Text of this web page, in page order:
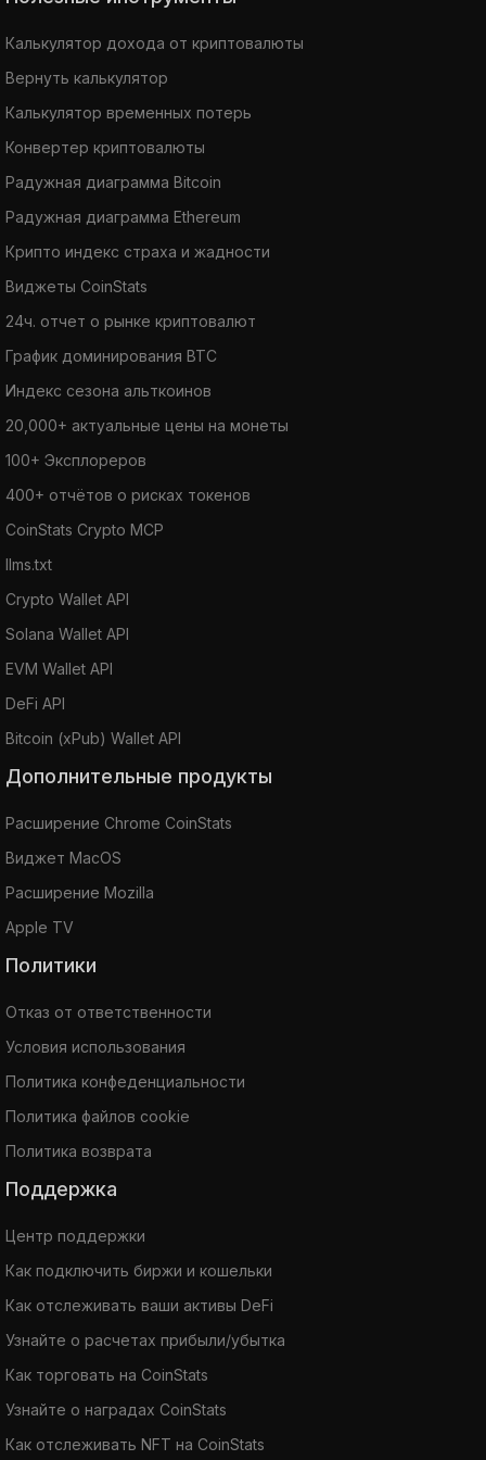
Калькулятор дохода от криптовалюты
Вернуть калькулятор
Калькулятор временных потерь
Конвертер криптовалюты
Радужная диаграмма Bitcoin
Радужная диаграмма Ethereum
Крипто индекс страха и жадности
Виджеты CoinStats
24ч. отчет о рынке криптовалют
График доминирования BTC
Индекс сезона альткоинов
20,000+ актуальные цены на монеты
100+ Эксплореров
400+ отчётов о рисках токенов
CoinStats Crypto MCP
llms.txt
Crypto Wallet API
Solana Wallet API
EVM Wallet API
DeFi API
Bitcoin (xPub) Wallet API
Дополнительные продукты
Расширение Chrome CoinStats
Виджет MacOS
Расширение Mozilla
Apple TV
Политики
Отказ от ответственности
Условия использования
Политика конфеденциальности
Политика файлов cookie
Политика возврата
Поддержка
Центр поддержки
Как подключить биржи и кошельки
Как отслеживать ваши активы DeFi
Узнайте о расчетах прибыли/убытка
Как торговать на CoinStats
Узнайте о наградах CoinStats
Как отслеживать NFT на CoinStats